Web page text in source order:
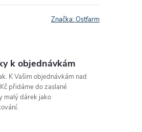
Značka:Ostfarm
k objednávkám
K Vašim objednávkám nad
přidáme do zaslané
malý dárek jako